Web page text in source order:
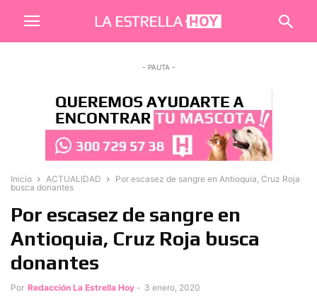
- PAUTA -
Inicio ACTUALIDAD
Por escasez de sangre en Antioquia, Cruz Roja
busca donantes
Por escasez de sangre en
Antioquia, Cruz Roja busca
donantes
Por Redacción La Estrella Hoy - 3 enero, 2020